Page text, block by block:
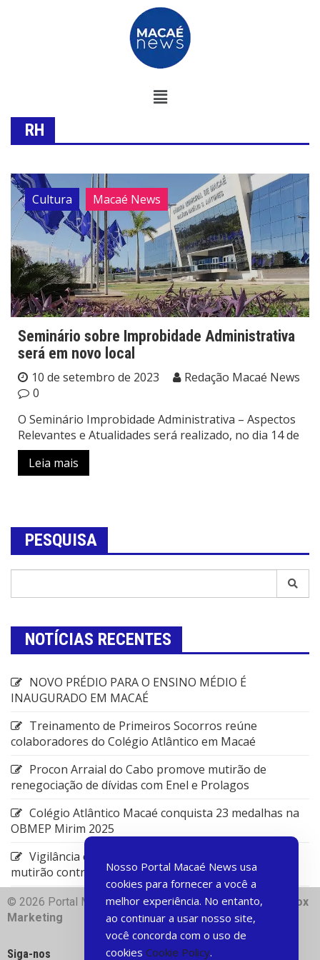
RH
Cultura Macaé News
Seminário sobre Improbidade Administrativa
será em novo local
10 de setembro de 2023
Redação Macaé News
0
O Seminário Improbidade Administrativa – Aspectos
Relevantes e Atualidades será realizado, no dia 14 de
Leia mais
PESQUISA
NOTÍCIAS RECENTES
NOVO PRÉDIO PARA O ENSINO MÉDIO É
INAUGURADO EM MACAÉ
Treinamento de Primeiros Socorros reúne
colaboradores do Colégio Atlântico em Macaé
Procon Arraial do Cabo promove mutirão de
renegociação de dívidas com Enel e Prolagos
Colégio Atlântico Macaé conquista 23 medalhas na
OBMEP Mirim 2025
Vigilância em Saúde de Rio das Ostras promove
mutirão contra arboviroses
© 2026 Portal Macae News | Desenvolvido com♥
Dart Box
Marketing
Siga-nos
Nosso Portal Macaé News usa
cookies para fornecer a você a
melhor experiência. No entanto,
ao continuar a usar nosso site,
você concorda com o uso de
cookies Cookie Policy.